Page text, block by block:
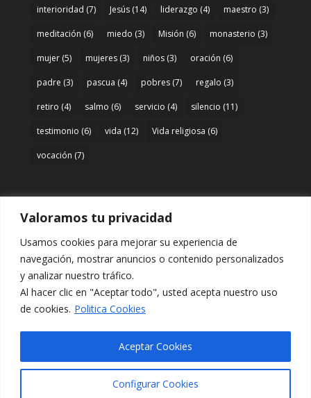
Valoramos tu privacidad
Usamos cookies para mejorar su experiencia de
navegación, mostrar anuncios o contenido personalizados
y analizar nuestro tráfico.
Al hacer clic en "Aceptar todo", usted acepta nuestro uso
de cookies. Politica Cookies
Configurar Cookies
Aceptar Cookies
interioridad (7) Jesús(14) liderazgo (4) maestro (3)
meditación (6) miedo (3) Misión (6) monasterio (3)
mujer(5) mujeres(3) niños(3) oración (6)
padre (3) pascua (4) pobres(7) regalo (3)
retiro (4) salmo (6) servicio (4) silencio (11)
testimonio (6) vida (12) Vida religiosa (6)
vocación (7)
Acceso
Entrar